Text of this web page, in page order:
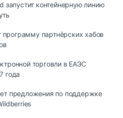
запустит контейнерную линию
программу партнёрских хабов
торговли в ЕАЭС
года
предложения по поддержке